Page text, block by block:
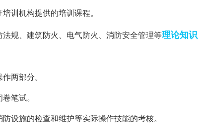
训机构提供的培训课程。
规、建筑防火、电气防火、消防安全管理等理论知识
两部分。
笔试。
设施的检查和维护等实际操作技能的考核。